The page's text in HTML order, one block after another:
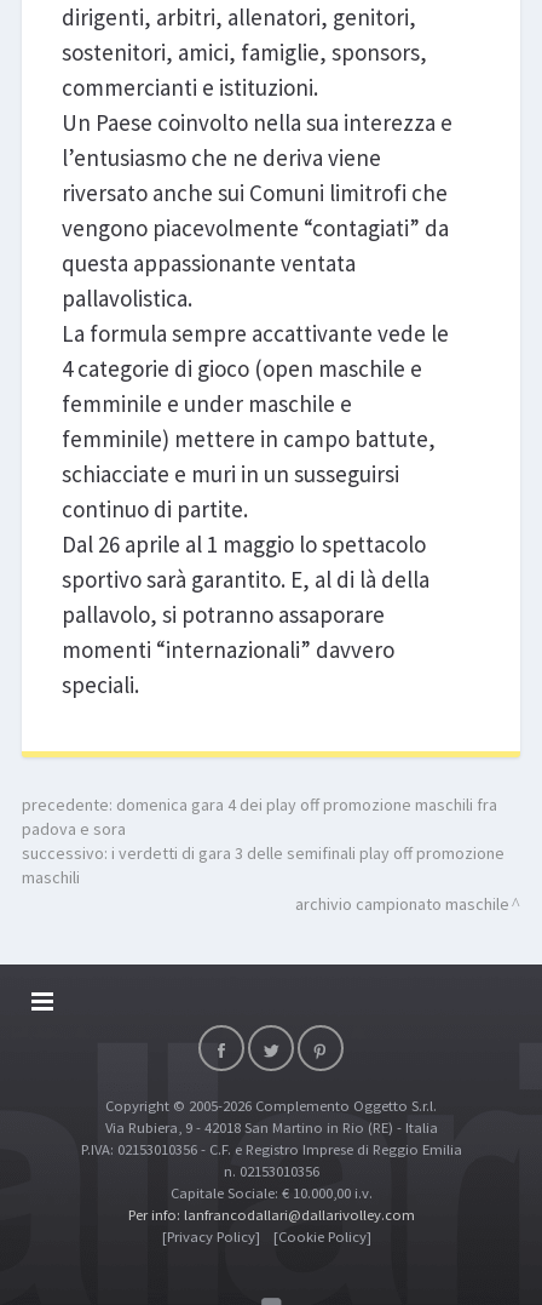
dirigenti, arbitri, allenatori, genitori,
sostenitori, amici, famiglie, sponsors,
commercianti e istituzioni.
Un Paese coinvolto nella sua interezza e
l’entusiasmo che ne deriva viene
riversato anche sui Comuni limitrofi che
vengono piacevolmente “contagiati” da
questa appassionante ventata
pallavolistica.
La formula sempre accattivante vede le
4 categorie di gioco (open maschile e
femminile e under maschile e
femminile) mettere in campo battute,
schiacciate e muri in un susseguirsi
continuo di partite.
Dal 26 aprile al 1 maggio lo spettacolo
sportivo sarà garantito. E, al di là della
pallavolo, si potranno assaporare
momenti “internazionali” davvero
speciali.
precedente: domenica gara 4 dei play off promozione maschili fra
padova e sora
successivo: i verdetti di gara 3 delle semifinali play off promozione
maschili
archivio campionato maschile
DALLARIVOLLEY SOSTIENE
TOP RICERCHE
SITE MAP
Copyright © 2005-2026 Complemento Oggetto S.r.l.
Via Rubiera, 9 - 42018 San Martino in Rio (RE) - Italia
P.IVA: 02153010356 - C.F. e Registro Imprese di Reggio Emilia
n. 02153010356
Capitale Sociale: € 10.000,00 i.v.
Per info: lanfrancodallari@dallarivolley.com
[Privacy Policy]
[Cookie Policy]